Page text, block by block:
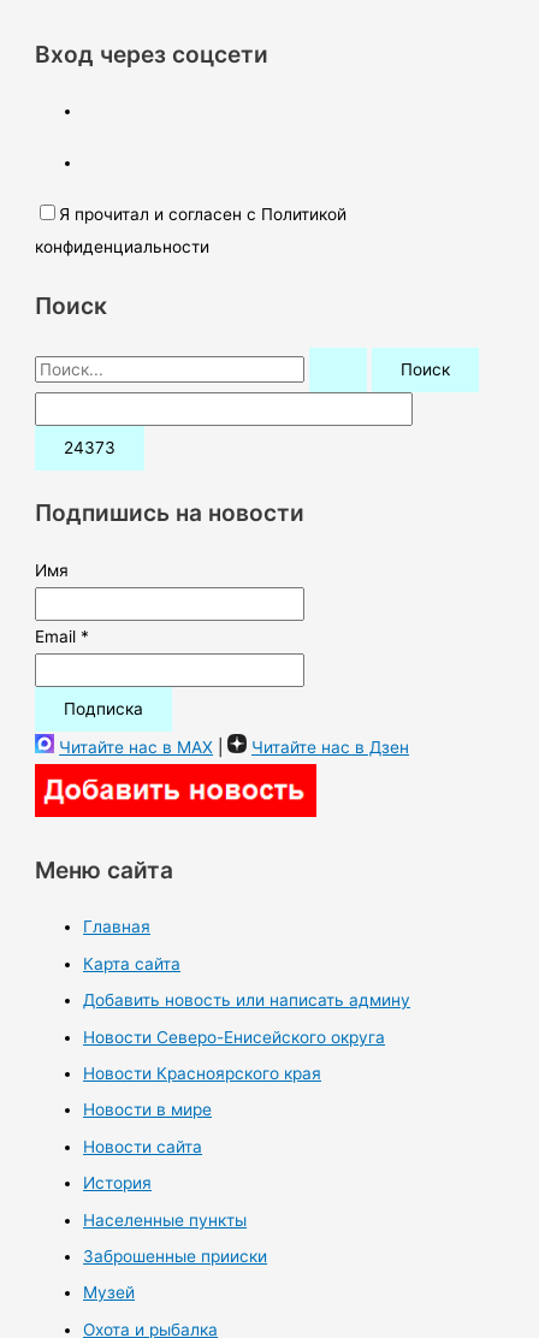
Вход через соцсети
Я прочитал и согласен с Политикой
конфиденциальности
Поиск
П
о
и
:Подпишись на новости
Имя
Email *
Читайте нас в MAX | Читайте нас в Дзен
Меню сайта
Главная
Карта сайта
Добавить новость или написать админу
Новости Северо-Енисейского округа
Новости Красноярского края
Новости в мире
Новости сайта
История
Населенные пункты
Заброшенные прииски
Музей
Охота и рыбалка